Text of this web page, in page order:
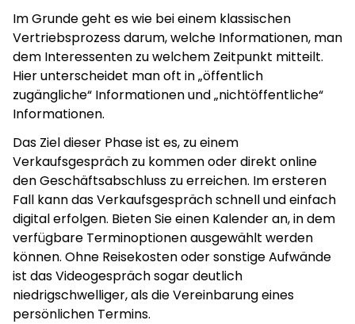
Im Grunde geht es wie bei einem klassischen
Vertriebsprozess darum, welche Informationen, man
dem Interessenten zu welchem Zeitpunkt mitteilt.
Hier unterscheidet man oft in „öffentlich
zugängliche“ Informationen und „nichtöffentliche“
Informationen.
Das Ziel dieser Phase ist es, zu einem
Verkaufsgespräch zu kommen oder direkt online
den Geschäftsabschluss zu erreichen. Im ersteren
Fall kann das Verkaufsgespräch schnell und einfach
digital erfolgen. Bieten Sie einen Kalender an, in dem
verfügbare Terminoptionen ausgewählt werden
können. Ohne Reisekosten oder sonstige Aufwände
ist das Videogespräch sogar deutlich
niedrigschwelliger, als die Vereinbarung eines
persönlichen Termins.